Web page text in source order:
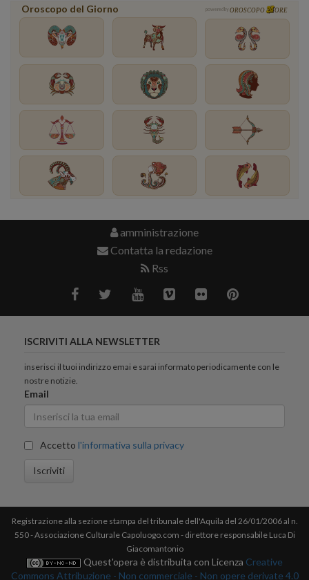
Oroscopo del Giorno powered by OROSCOPO ORE
amministrazione
Contatta la redazione
Rss
ISCRIVITI ALLA NEWSLETTER
inserisci il tuoi indirizzo emai e sarai informato periodicamente con le
nostre notizie.
Email
Accetto l'informativa sulla privacy
Iscriviti
Registrazione alla sezione stampa del tribunale dell'Aquila del 26/01/2006 al n.
550 - Associazione Culturale Capoluogo.com - direttore responsabile Luca Di
Giacomantonio
Quest'opera è distribuita con Licenza Creative
Commons Attribuzione - Non commerciale - Non opere derivate 4.0